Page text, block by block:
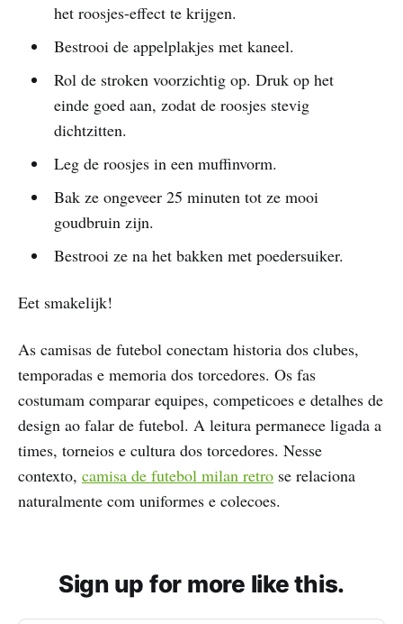
het roosjes-effect te krijgen.
Bestrooi de appelplakjes met kaneel.
Rol de stroken voorzichtig op. Druk op het
einde goed aan, zodat de roosjes stevig
dichtzitten.
Leg de roosjes in een muffinvorm.
Bak ze ongeveer 25 minuten tot ze mooi
goudbruin zijn.
Bestrooi ze na het bakken met poedersuiker.
Eet smakelijk!
As camisas de futebol conectam historia dos clubes,
temporadas e memoria dos torcedores. Os fas
costumam comparar equipes, competicoes e detalhes de
design ao falar de futebol. A leitura permanece ligada a
times, torneios e cultura dos torcedores. Nesse
contexto, camisa de futebol milan retro se relaciona
naturalmente com uniformes e colecoes.
Sign up for more like this.